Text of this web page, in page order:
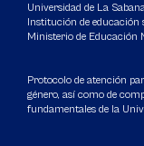
Universidad de La
Institución de educación
Ministerio de Educación
Protocolo de atención
género, así como de
fundamentales de la